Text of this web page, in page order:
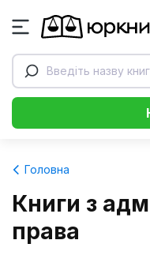
Введіть назву
Головна
Книги з
права